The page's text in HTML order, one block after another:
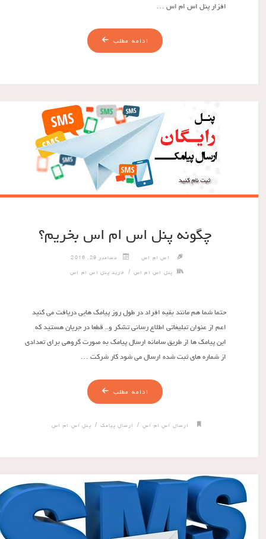
افزار پنل اس ام اس …
ادامه مطلب
چگونه پنل اس ام اس بخریم؟
اس ام اس دسامبر 29, 2016
پنل اس ام اس/ خرید پنل اس ام اس
حتما شما هم مانند بقیه افراد در طول روز پیامک هایی دریافت می کنید
اعم از عنوان تبلیغاتی اطلاع رسانی تشکر و.. قطعا در جریان هستید که
این پیامک ها از طریق سامانه ارسال پیامک به صورت گروهی برای تعدادی
از شماره های ثبت شده ارسال می شود کار شرکت …
ادامه مطلب
ارسال اس ام اس/ ارسال پیامک/ پنل اس ام اس